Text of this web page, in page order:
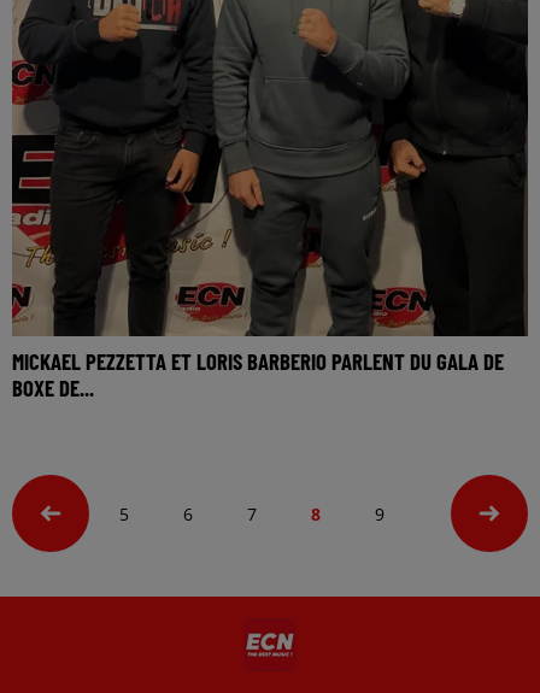
MICKAEL PEZZETTA ET LORIS BARBERIO PARLENT DU GALA DE
BOXE DE...
5 6 7 8 9